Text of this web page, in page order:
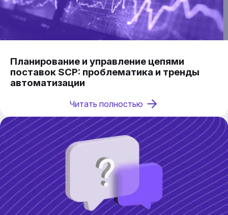
Планирование и управление цепями
поставок SCP: проблематика и тренды
автоматизации
Читать полностью